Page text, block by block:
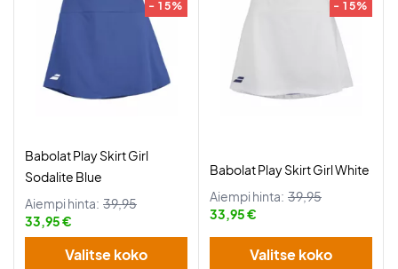
- 15%
Babolat Play Skirt Girl
Sodalite Blue
Aiempi hinta: 39,95
33,95 €
Valitse koko
- 15%
Babolat Play Skirt Girl White
Aiempi hinta: 39,95
33,95 €
Valitse koko